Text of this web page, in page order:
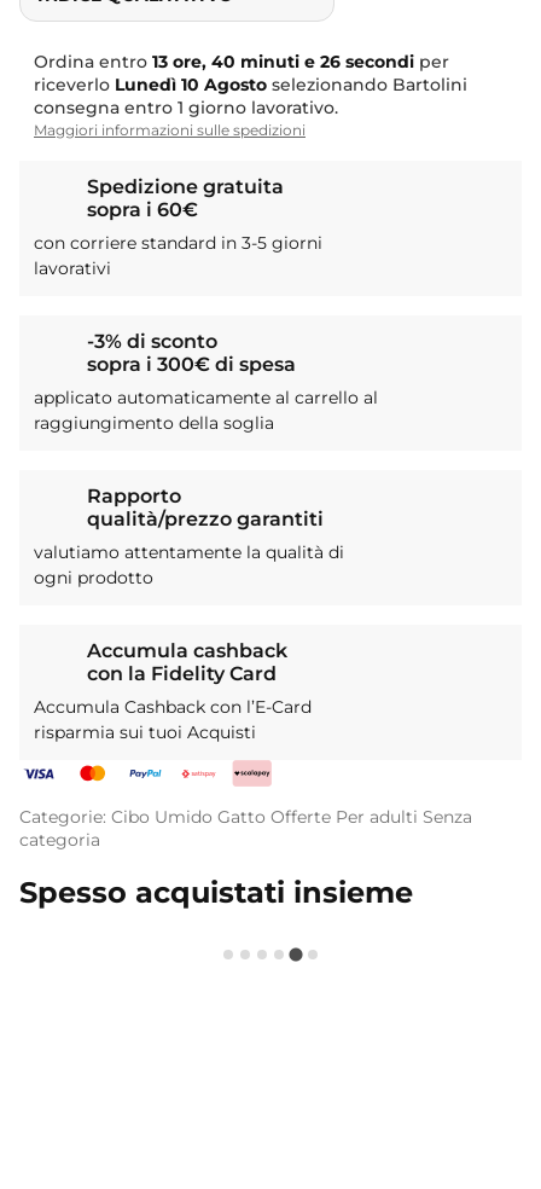
Ordina entro 13 ore, 40 minuti e 26 secondi per
riceverlo Lunedì 10 Agosto selezionando Bartolini
consegna entro 1 giorno lavorativo.
Maggiori informazioni sulle spedizioni
Spedizione gratuita
sopra i 60€
con corriere standard in 3-5 giorni
lavorativi
-3% di sconto
sopra i 300€ di spesa
applicato automaticamente al carrello al
raggiungimento della soglia
Rapporto
qualità/prezzo garantiti
valutiamo attentamente la qualità di
ogni prodotto
Accumula cashback
con la Fidelity Card
Accumula Cashback con l’E-Card
risparmia sui tuoi Acquisti
Categorie: Cibo Umido Gatto Offerte Per adulti Senza
categoria
Spesso acquistati insieme